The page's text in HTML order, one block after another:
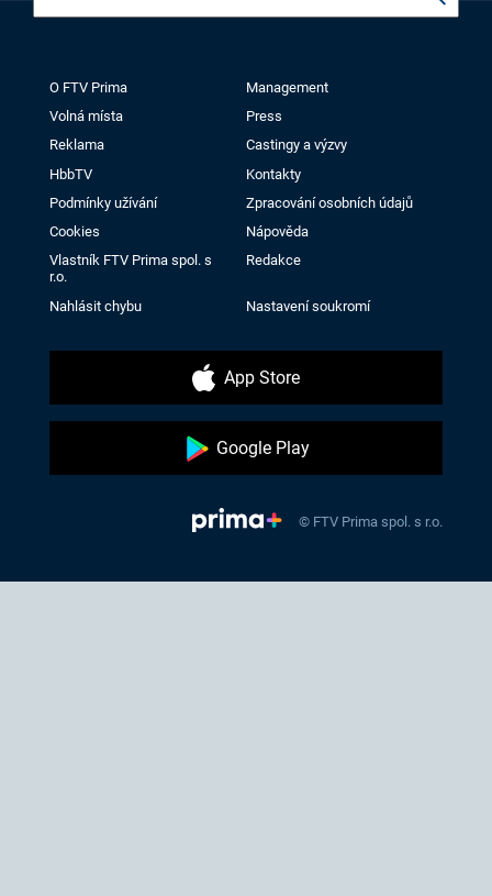
O FTV Prima
Management
Volná místa
Press
Reklama
Castingy a výzvy
HbbTV
Kontakty
Podmínky užívání
Zpracování osobních údajů
Cookies
Nápověda
Vlastník FTV Prima spol. s
r.o.
Redakce
Nahlásit chybu Nastavení soukromí
App Store
Google Play
© FTV Prima spol. s r.o.